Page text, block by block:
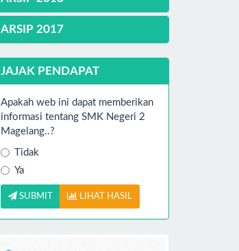
ARSIP 2017
JAJAK PENDAPAT
Apakah web ini dapat memberikan
informasi tentang SMK Negeri 2
Magelang..?
Tidak
Ya
SUBMIT LIHAT HASIL